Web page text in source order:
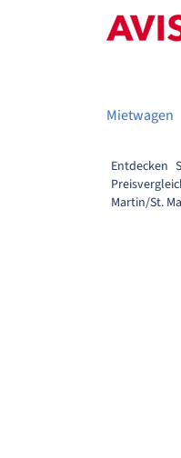
Mietwagen
Entdecken
Martin/St.